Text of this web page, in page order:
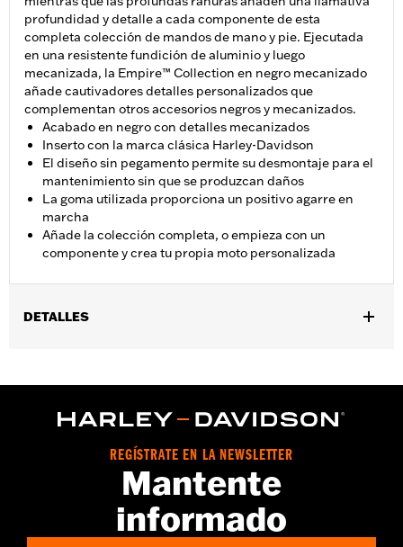
profundidad y detalle a cada componente de esta
completa colección de mandos de mano y pie. Ejecutada
en una resistente fundición de aluminio y luego
mecanizada, la Empire™ Collection en negro mecanizado
añade cautivadores detalles personalizados que
complementan otros accesorios negros y mecanizados.
Acabado en negro con detalles mecanizados
Inserto con la marca clásica Harley-Davidson
El diseño sin pegamento permite su desmontaje para el
mantenimiento sin que se produzcan daños
La goma utilizada proporciona un positivo agarre en
marcha
Añade la colección completa, o empieza con un
componente y crea tu propia moto personalizada
DETALLES
posteriores FLHXSE, '24 y posteriores FLHX, FLTRX,
FLTRXSTSE y '25 y posteriores FLHXU y FLTRXRRSE) y Trike.
Instrucciones de instalación
Se vende por unidades:Par
Contenido del embalaje:Puños derecho e izquierdo,
REGÍSTRATE EN LA NEWSLETTER
Mantente
informado